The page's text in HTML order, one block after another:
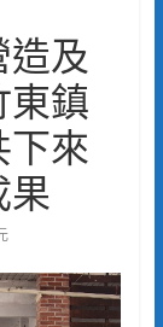
及
鎮
下來
果